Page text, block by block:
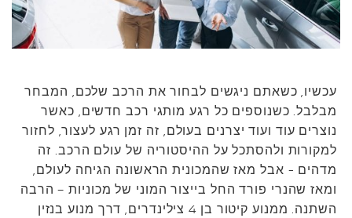
עכשיו, כשאתם ניגשים לבחור את הרכב שלכם, המבחר
מבלבל. כשנוספים כל רגע מותגי רכב חדשים, כאשר
נוצרים עוד ועוד יצרנים בעולם, זה זמן רגע לעצור, לחזור
למקורות ולהסתכל על ההיסטוריה של עולם הרכב. זה
מדהים - אבל מאז שהמכונית הראשונה הגיחה לעולם,
ומאז שהנרי פורד החל בייצור המוני של מכוניות – הרבה
השתנה. ממנוע קיטור בן 4 צילינדרים, דרך מנוע בנזין